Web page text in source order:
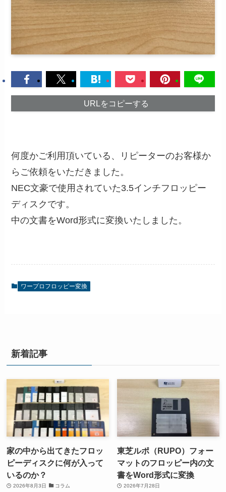
URLをコピーする
何度かご利用頂いている、リピーターのお客様か
らご依頼をいただきました。
NEC文豪で使用されていた3.5インチフロッピー
ディスクです。
中の文書をWord形式に変換いたしました。
ワープロフロッピー変換
新着記事
家の中から出てきたフロッ
ピーディスクに何が入って
いるのか？
2026年8月3日 コラム
東芝ルポ（RUPO）フォー
マットのフロッピー内の文
書をWord形式に変換
2026年7月28日